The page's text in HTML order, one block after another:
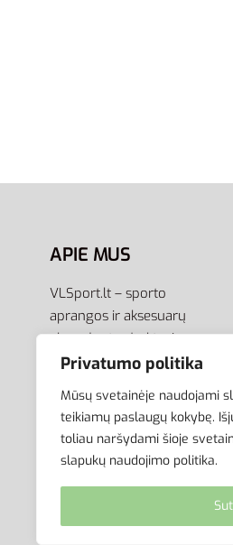
Privatumo politika
Mūsų svetainėje naudojami
teikiamų paslaugų kokybę.
toliau naršydami šioje
slapukų naudojimo politika.
Į krepšelį
APIE MUS
VLSport.lt – sporto
aprangos ir aksesuarų
el.parduotuvė aktyviam
gyvenimo būdui. Čia rasite
vyrams, moterims bei